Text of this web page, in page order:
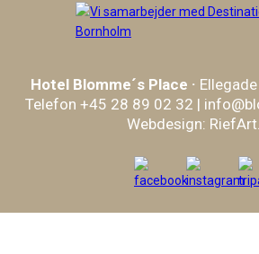
Hotel Blomme´sPlace ·
Telefon +45 28 89 02 32 |
Webdesign: